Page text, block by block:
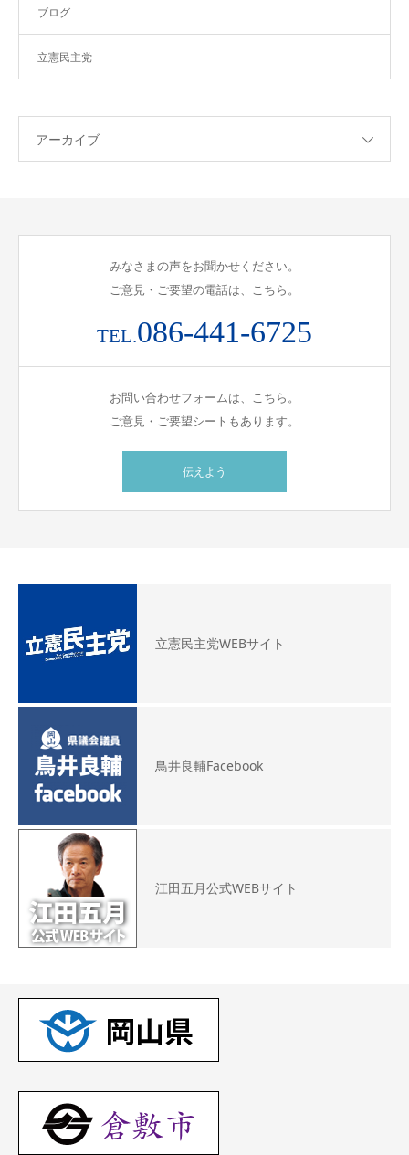
ブログ
立憲民主党
アーカイブ
みなさまの声をお聞かせください。
ご意見・ご要望の電話は、こちら。
TEL.086-441-6725
お問い合わせフォームは、こちら。
ご意見・ご要望シートもあります。
伝えよう
立憲民主党WEBサイト
鳥井良輔Facebook
江田五月公式WEBサイト